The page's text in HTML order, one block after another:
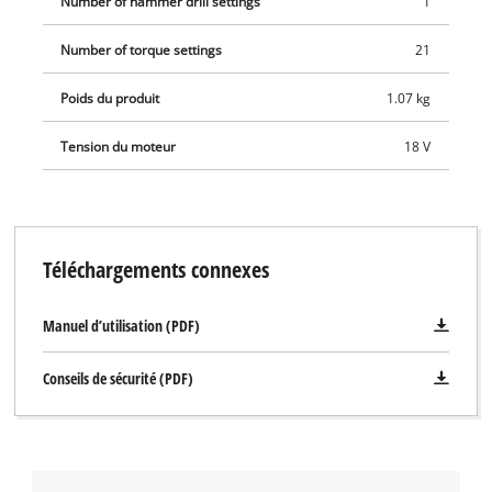
Number of torque settings 21
Poids du produit 1.07 kg
Tension du moteur 18 V
Téléchargements connexes
Manuel d’utilisation (PDF)
Conseils de sécurité (PDF)